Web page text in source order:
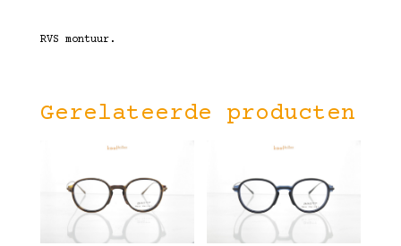
RVS montuur.
Gerelateerde producten